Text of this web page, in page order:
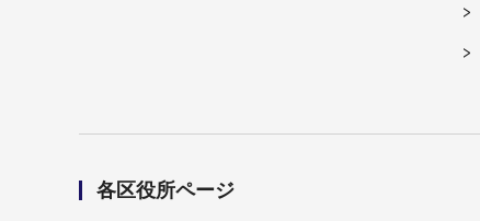
各区役所ページ